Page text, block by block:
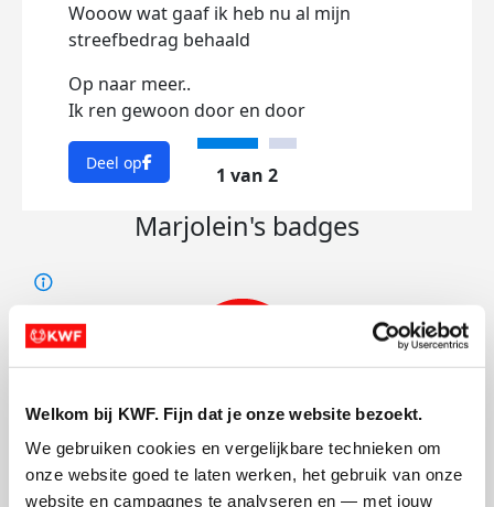
Welkom bij KWF. Fijn dat je onze website bezoekt.
We gebruiken cookies en vergelijkbare technieken om
onze website goed te laten werken, het gebruik van onze
website en campagnes te analyseren en — met jouw
Wooow wat gaaf ik heb nu al mijn
streefbedrag behaald
Op naar meer..
Ik ren gewoon door en door
Deel op
1 van 2
Marjolein's badges